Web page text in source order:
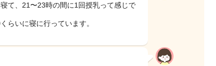
て、21〜23時の間に1回授乳って感じで
らいに寝に行っています。